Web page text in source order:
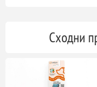
Сходни